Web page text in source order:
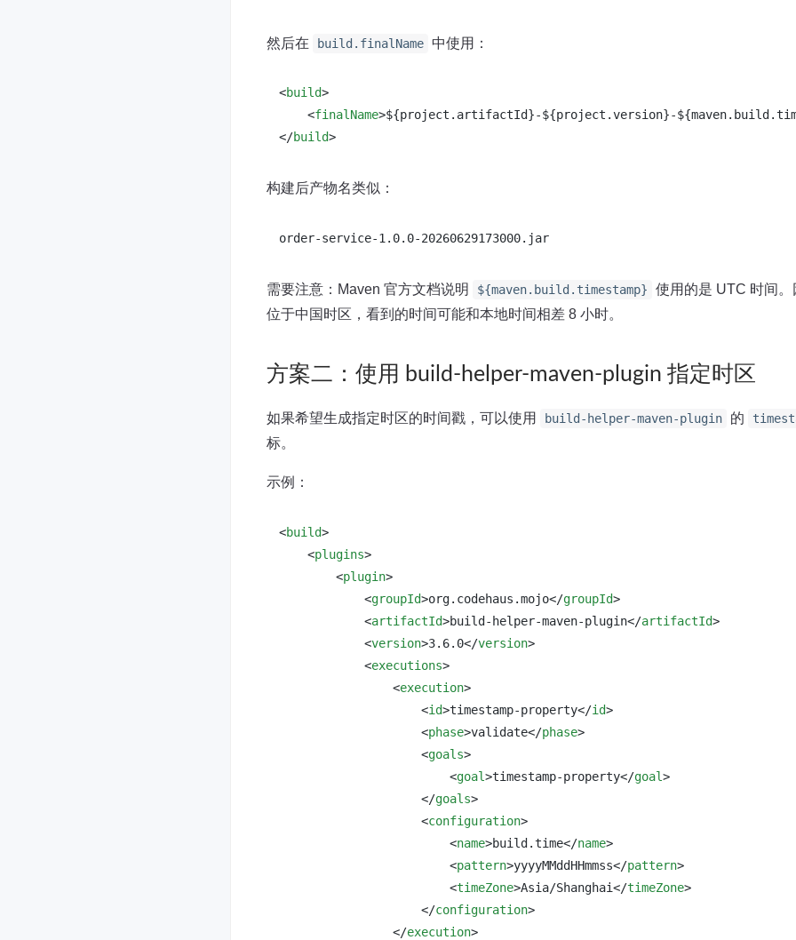
然后在 build.finalName 中使用：
<build>
<finalName>${project.artifactId}-${project.version}-
</build>
构建后产物名类似：
需要注意：Maven 官方文档说明 ${maven.build.timestamp}
使用的是 UTC 时间
位于中国时区，看到的时间可能和本地时间相差 8 小时。
方案二：使用 build-helper-maven-plugin 指定时区
如果希望生成指定时区的时间戳，可以使用 build-helper-maven-plugin 的
标。
示例：
<build>
<plugins>
<plugin>
<groupId>org.codehaus.mojo</groupId>
<artifactId>build-helper-maven-plugin</artifactId>
<version>3.6.0</version>
<executions>
<execution>
<id>timestamp-property</id>
<phase>validate</phase>
<goals>
<goal>timestamp-property</goal>
</goals>
<configuration>
<name>build.time</name>
<pattern>yyyyMMddHHmmss</pattern>
<timeZone>Asia/Shanghai</timeZone>
</configuration>
</execution>